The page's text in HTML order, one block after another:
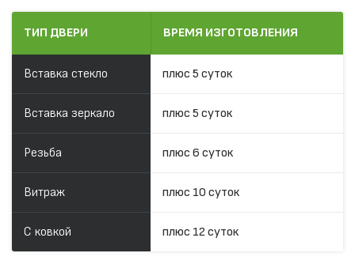
ТИП ДВЕРИ ВРЕМЯ ИЗГОТОВЛЕНИЯ
Вставка стекло плюс 5 суток
Вставка зеркало плюс 5 суток
Резьба плюс 6 суток
Витраж плюс 10 суток
С ковкой плюс 12 суток